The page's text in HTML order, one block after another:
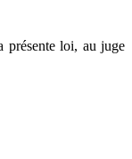
présente loi, au juge